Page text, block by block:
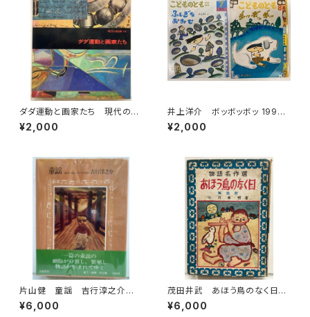
ダダ運動と画家たち 現代の絵
画16 1973年 平凡社
¥2,000
井上洋介 ボッボッボッ 1996
年 ふしぎなみせ 2000年（年
中向） こどものとも 絵本の
¥2,000
片山健 童謡 吉行淳之介
昭和55年 初版 ビニールカバ
ー 出帆新社
¥6,000
茂田井武 あほう鳥のなく日
小川未明 物語名作選 昭和2
6年（1951） 初版 カバーな
¥6,000